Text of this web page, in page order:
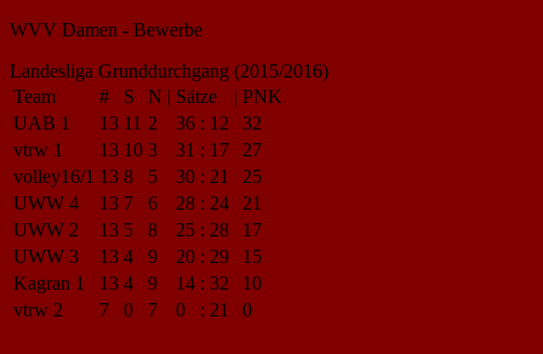
WVV Damen - Bewerbe
Landesliga Grunddurchgang (2015/2016)
Team
# S N | Sätze | PNK
UAB 1
13 11 2 36 : 12
32
vtrw 1
13 10 3 31 : 17
27
volley16/1 13 8 5 30 : 21
25
UWW 4
13 7 6 28 : 24
21
UWW 2
13 5 8 25 : 28
17
UWW 3
13 4 9 20 : 29
15
Kagran 1
13 4 9 14 : 32
10
vtrw 2
7 0 7 0 : 21 0